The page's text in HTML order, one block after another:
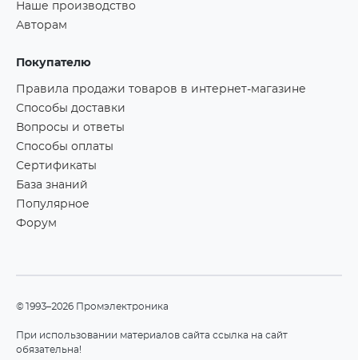
Наше производство
Авторам
Покупателю
Правила продажи товаров в интернет-магазине
Способы доставки
Вопросы и ответы
Способы оплаты
Сертификаты
База знаний
Популярное
Форум
©1993–2026 Промэлектроника
При использовании материалов сайта ссылка на сайт
обязательна!